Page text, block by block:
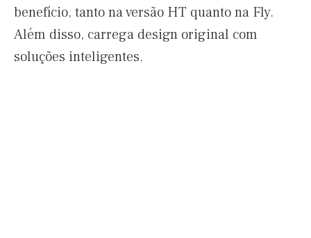
benefício, tanto na versão HT quanto na Fly.
Além disso, carrega design original com
soluções inteligentes.